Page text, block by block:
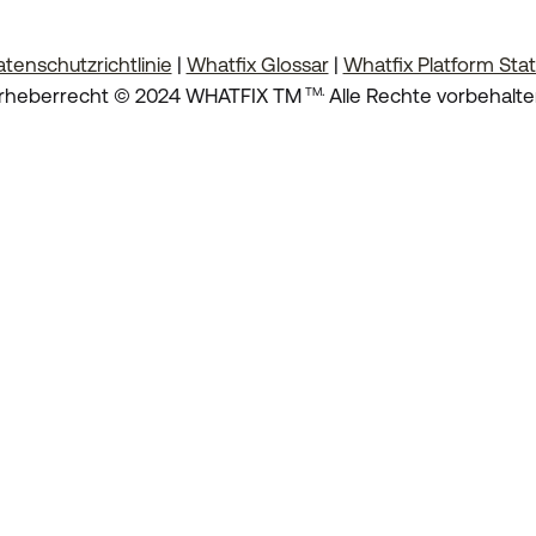
| Whatfix Glossar| Whatfix Platform
© 2024 WHATFIX TM TM. Alle Rechte